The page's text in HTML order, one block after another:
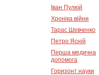
Іван Пулюй
Хроніка війни
Тарас Шевченко
Петро Ясній
Перша медична
допомога
Горизонт науки